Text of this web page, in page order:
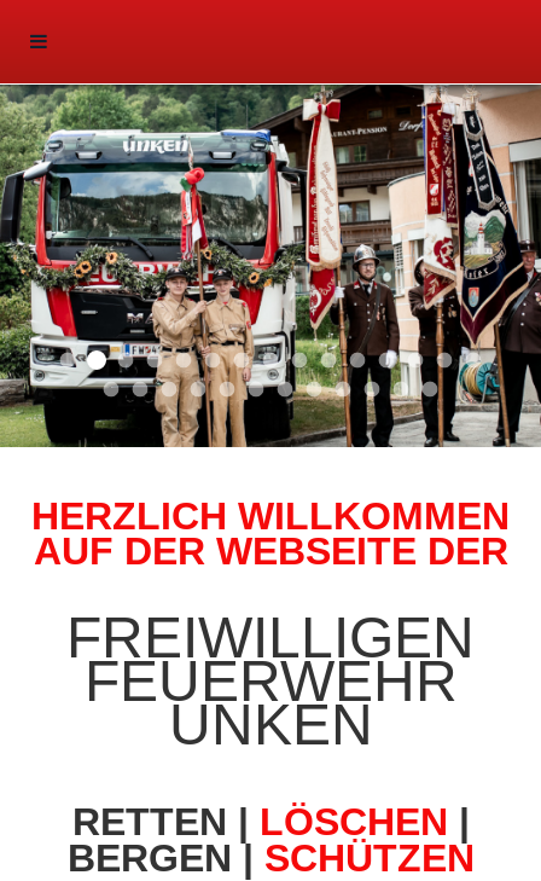
Aktuell 046
Aktuell 047
Start 011Aktuell 044
Aktuell 043
Aktuell 041
Aktuell 042
Aktuell 035
Aktuell 031
Aktuell 032
Aktuell 033
Aktuell 029
Aktuell 027
Aktuell 026
Start
Aktuell 024
Aktuell 019
Auto 010Start 010Start 002
Auto 002
Auto 009Auto 006Start 008
Start 005Start 003Start 006
HERZLICH WILLKOMMEN
AUF DER WEBSEITE DER
FREIWILLIGEN
FEUERWEHR
UNKEN
RETTEN | LÖSCHEN |
BERGEN | SCHÜTZEN